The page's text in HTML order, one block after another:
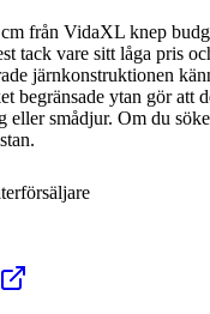
från VidaXL knep
tack vare sitt låga pris
järnkonstruktionen
begränsade ytan gör att
smådjur. Om du